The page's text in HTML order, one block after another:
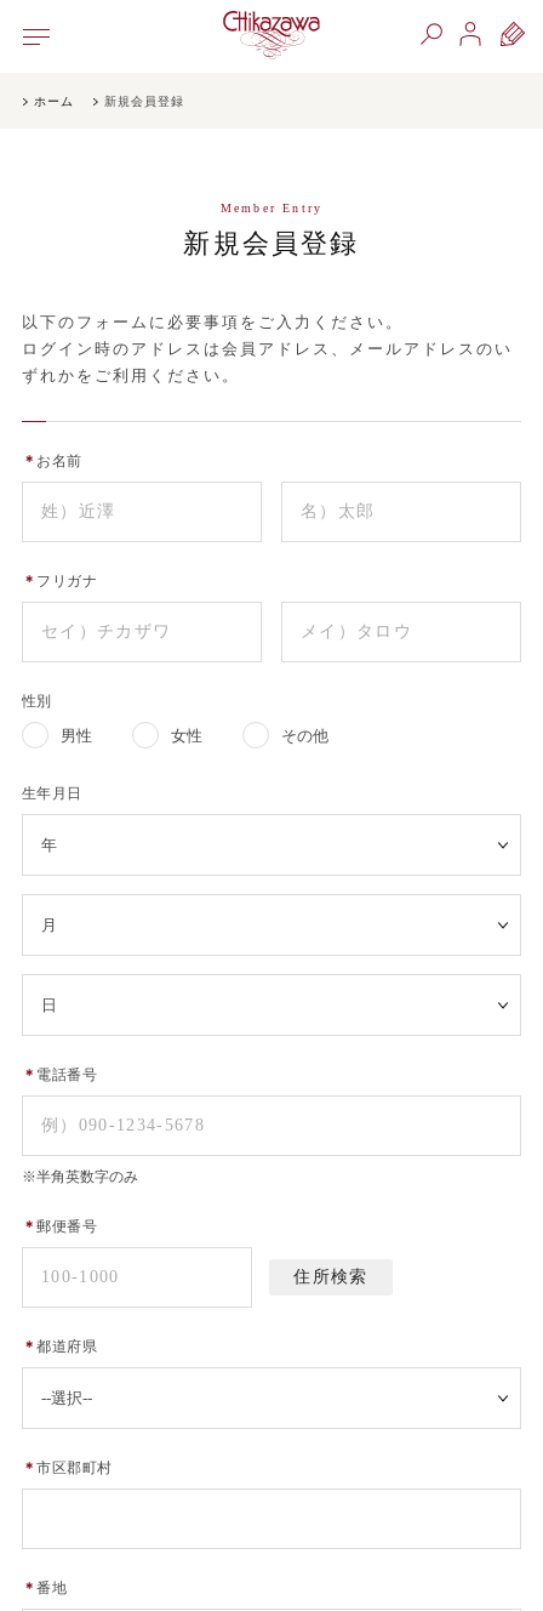
ホーム 新規会員登録
Member Entry
新規会員登録
以下のフォームに必要事項をご入力ください。
ログイン時のアドレスは会員アドレス、メールアドレスのい
ずれかをご利用ください。
＊ お名前
＊ フリガナ
性別
男性 女性 その他
生年月日
＊ 電話番号
※半角英数字のみ
＊郵便番号
＊都道府県
＊市区郡町村
＊番地